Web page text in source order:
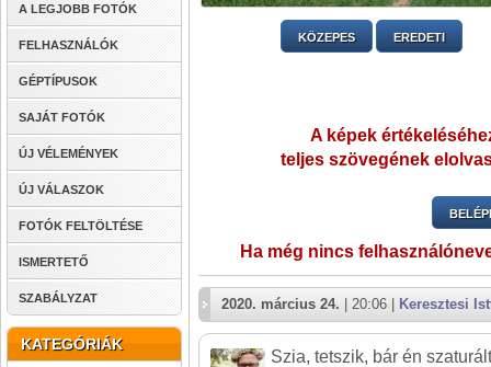
A LEGJOBB FOTÓK
FELHASZNÁLÓK
GÉPTÍPUSOK
SAJÁT FOTÓK
ÚJ VÉLEMÉNYEK
ÚJ VÁLASZOK
FOTÓK FELTÖLTÉSE
ISMERTETŐ
SZABÁLYZAT
KATEGÓRIÁK
KÖZEPES EREDETI
A képek
teljes szövegének
Ha még nincs
2020. március 24. | 20:06 | Keresztesi
Szia, tetszik, bár én